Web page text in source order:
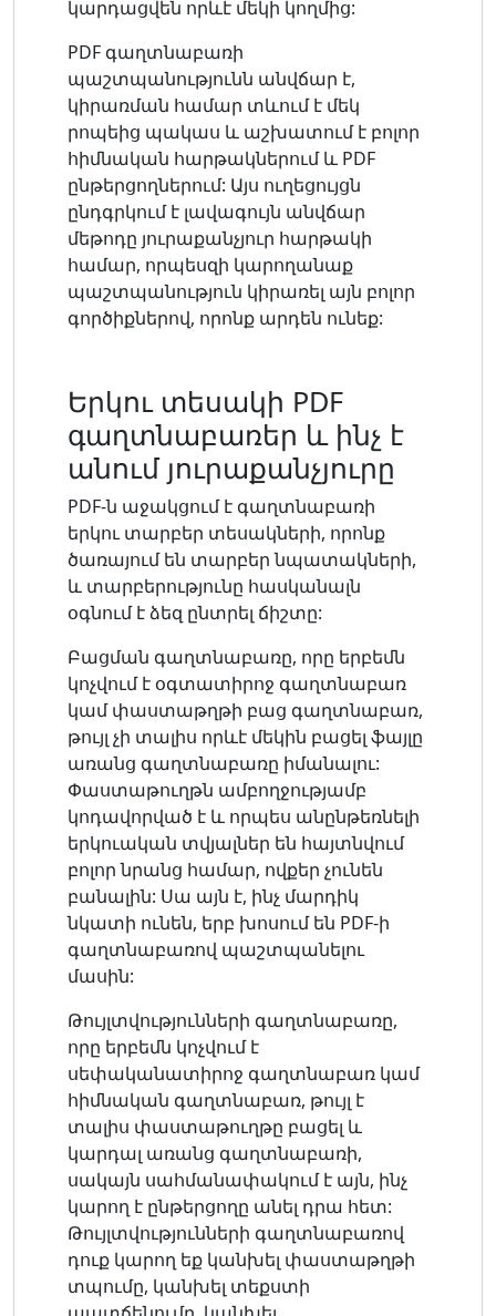
կարդացվեն որևէ մեկի կողմից:
PDF գաղտնաբառի
պաշտպանությունն անվճար է,
կիրառման համար տևում է մեկ
րոպեից պակաս և աշխատում է բոլոր
հիմնական հարթակներում և PDF
ընթերցողներում: Այս ուղեցույցն
ընդգրկում է լավագույն անվճար
մեթոդը յուրաքանչյուր հարթակի
համար, որպեսզի կարողանաք
պաշտպանություն կիրառել այն բոլոր
գործիքներով, որոնք արդեն ունեք:
Երկու տեսակի PDF
գաղտնաբառեր և ինչ է
անում յուրաքանչյուրը
PDF-ն աջակցում է գաղտնաբառի
երկու տարբեր տեսակների, որոնք
ծառայում են տարբեր նպատակների,
և տարբերությունը հասկանալն
օգնում է ձեզ ընտրել ճիշտը:
Բացման գաղտնաբառը, որը երբեմն
կոչվում է օգտատիրոջ գաղտնաբառ
կամ փաստաթղթի բաց գաղտնաբառ,
թույլ չի տալիս որևէ մեկին բացել ֆայլը
առանց գաղտնաբառը իմանալու:
Փաստաթուղթն ամբողջությամբ
կոդավորված է և որպես անընթեռնելի
երկուական տվյալներ են հայտնվում
բոլոր նրանց համար, ովքեր չունեն
բանալին: Սա այն է, ինչ մարդիկ
նկատի ունեն, երբ խոսում են PDF-ի
գաղտնաբառով պաշտպանելու
մասին:
Թույլտվությունների գաղտնաբառը,
որը երբեմն կոչվում է
սեփականատիրոջ գաղտնաբառ կամ
հիմնական գաղտնաբառ, թույլ է
տալիս փաստաթուղթը բացել և
կարդալ առանց գաղտնաբառի,
սակայն սահմանափակում է այն, ինչ
կարող է ընթերցողը անել դրա հետ:
Թույլտվությունների գաղտնաբառով
դուք կարող եք կանխել փաստաթղթի
տպումը, կանխել տեքստի